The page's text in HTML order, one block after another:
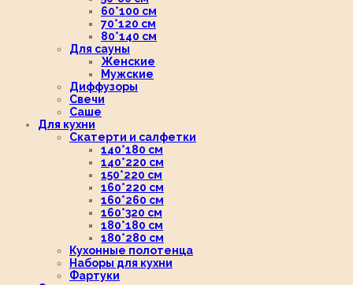
60*100 см
70*120 см
80*140 см
Для сауны
Женские
Мужские
Диффузоры
Свечи
Саше
Для кухни
Скатерти и салфетки
140*180 см
140*220 см
150*220 см
160*220 см
160*260 см
160*320 см
180*180 см
180*280 см
Кухонные полотенца
Наборы для кухни
Фартуки